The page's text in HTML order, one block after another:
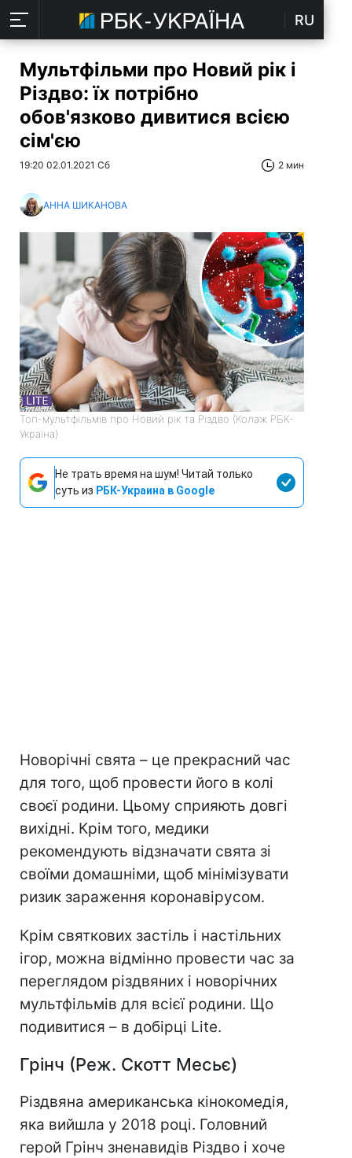
RU
Мультфільми про Новий рік і
Різдво: їх потрібно
обов'язково дивитися всією
сім'єю
19:20 02.01.2021 Сб 2 мин
АННА ШИКАНОВА
Топ-мультфільмів про Новий рік та Різдво (Колаж РБК-
Україна)
Не трать время на шум! Читай только
суть из РБК-Украина в Google
Новорічні свята – це прекрасний час
для того, щоб провести його в колі
своєї родини. Цьому сприяють довгі
вихідні. Крім того, медики
рекомендують відзначати свята зі
своїми домашніми, щоб мінімізувати
ризик зараження коронавірусом.
Крім святкових застіль і настільних
ігор, можна відмінно провести час за
переглядом різдвяних і новорічних
мультфільмів для всієї родини. Що
подивитися – в добірці Lite.
Грінч (Реж. Скотт Месьє)
Різдвяна американська кінокомедія,
яка вийшла у 2018 році. Головний
герой Грінч зненавидів Різдво і хоче